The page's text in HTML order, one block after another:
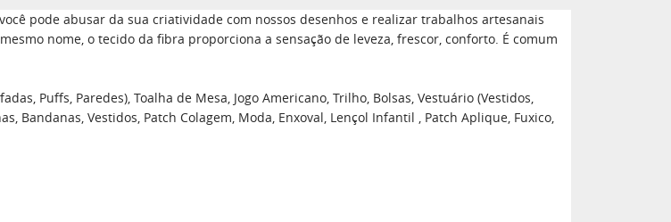
pode abusar da sua criatividade com nossos desenhos e realizar trabalhos artesanais
nome, o tecido da fibra proporciona a sensação de leveza, frescor, conforto. É comum
Puffs, Paredes), Toalha de Mesa, Jogo Americano, Trilho, Bolsas, Vestuário (Vestidos,
Bandanas, Vestidos, Patch Colagem, Moda, Enxoval, Lençol Infantil , Patch Aplique, Fuxico,